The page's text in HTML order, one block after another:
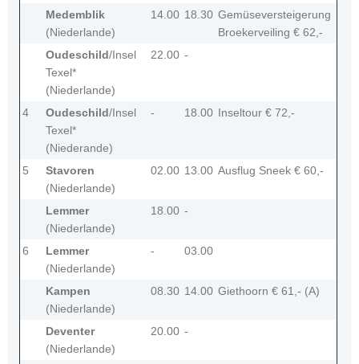
Medemblik
(Niederlande)
14.00 18.30 Gemüseversteigerung
Broekerveiling € 62,-
Oudeschild/Insel
Texel*
(Niederlande)
22.00 -
4 Oudeschild/Insel
Texel*
(Niederande)
- 18.00 Inseltour € 72,-
5
Stavoren
(Niederlande)
02.00 13.00 Ausflug Sneek € 60,-
Lemmer
(Niederlande)
18.00 -
6
Lemmer
(Niederlande)
- 03.00
Kampen
(Niederlande)
08.30 14.00 Giethoorn € 61,- (A)
Deventer
(Niederlande)
20.00 -